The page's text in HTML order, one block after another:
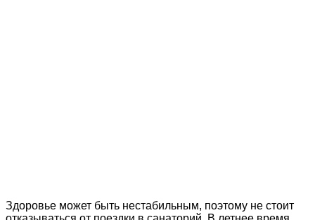
Здоровье может быть нестабильным, поэтому не стоит